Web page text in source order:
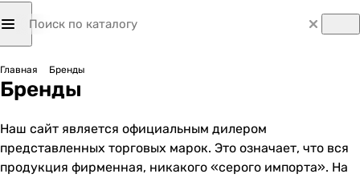
Главная Бренды
Бренды
Наш сайт является официальным дилером
представленных торговых марок. Это означает, что вся
продукция фирменная, никакого «серого импорта». На